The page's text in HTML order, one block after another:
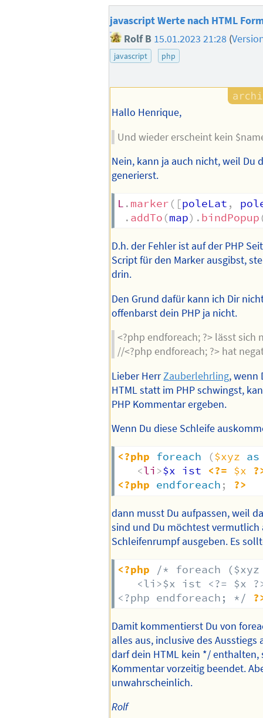
javascript Werte nach HTML
Rolf B 15.01.2023 21:28 (
javascript php
Hallo Henrique,
Und wieder erscheint kein
Nein, kann ja auch nicht, weil Du
generierst.
L . marker ( [poleLat ,
. addTo (map) . bindPopup
D.h. der Fehler ist auf der PHP
Script für den Marker ausgibst,
drin.
Den Grund dafür kann ich Dir
offenbarst dein PHP ja nicht.
<?php endforeach; ?> lässt sich
//<?php endforeach; ?> hat
Lieber HerrZauberlehrling, wenn
HTML statt im PHP schwingst,
PHP Kommentar ergeben.
Wenn Du diese Schleife
<?php foreach ($xyz as
<li >$x ist <?= $x
<?php endforeach ; ?>
dann musst Du aufpassen, weil
sind und Du möchtest vermutlich
Schleifenrumpf ausgeben. Es
<?php
/* foreach
<li>$x ist <?= $x
<?php endforeach; */
Damit kommentierst Du von
alles aus, inclusive des Ausstiegs
darf dein HTML kein */ enthalten,
Kommentar vorzeitig beendet.
unwahrscheinlich.
Rolf